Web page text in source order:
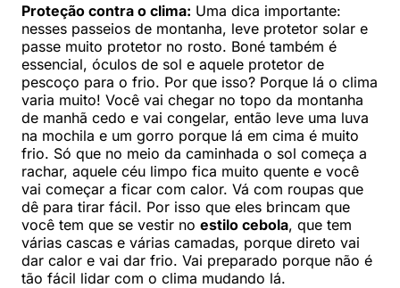
Proteção contra o clima: Uma dica importante:
nesses passeios de montanha, leve protetor solar e
passe muito protetor no rosto. Boné também é
essencial, óculos de sol e aquele protetor de
pescoço para o frio. Por que isso? Porque lá o clima
varia muito! Você vai chegar no topo da montanha
de manhã cedo e vai congelar, então leve uma luva
na mochila e um gorro porque lá em cima é muito
frio. Só que no meio da caminhada o sol começa a
rachar, aquele céu limpo fica muito quente e você
vai começar a ficar com calor. Vá com roupas que
dê para tirar fácil. Por isso que eles brincam que
você tem que se vestir no estilo cebola, que tem
várias cascas e várias camadas, porque direto vai
dar calor e vai dar frio. Vai preparado porque não é
tão fácil lidar com o clima mudando lá.